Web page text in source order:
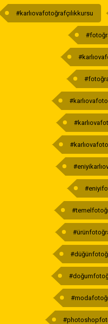
#karlıovafotoğrafçılıkkursu